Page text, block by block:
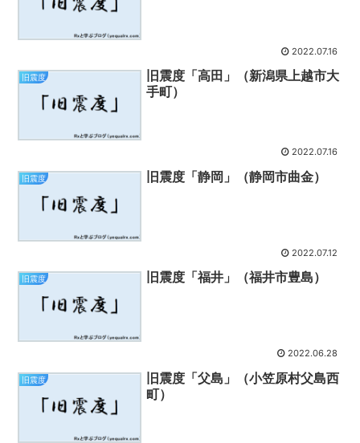
2022.07.16
旧震度
旧震度「高田」（新潟県上越市大
手町）
2022.07.16
旧震度 旧震度「静岡」（静岡市曲金）
2022.07.12
旧震度 旧震度「福井」（福井市豊島）
2022.06.28
旧震度
旧震度「父島」（小笠原村父島西
町）